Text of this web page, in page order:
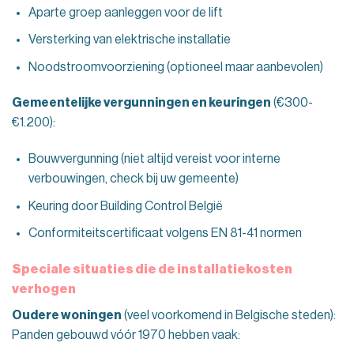
Aparte groep aanleggen voor de lift
Versterking van elektrische installatie
Noodstroomvoorziening (optioneel maar aanbevolen)
Gemeentelijke vergunningen en keuringen (€300-
€1.200):
Bouwvergunning (niet altijd vereist voor interne
verbouwingen, check bij uw gemeente)
Keuring door Building Control België
Conformiteitscertificaat volgens EN 81-41 normen
Speciale situaties die de installatiekosten
verhogen
Oudere woningen (veel voorkomend in Belgische steden):
Panden gebouwd vóór 1970 hebben vaak: